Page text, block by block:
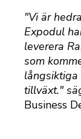
"Vi är
Expodul
leverera
som
tillväxt."
Business